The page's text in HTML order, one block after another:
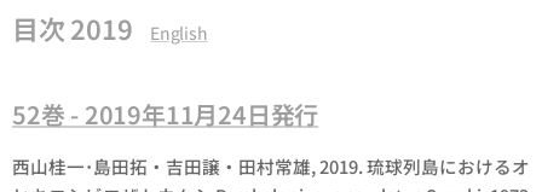
目次 2019 English
52巻 - 2019年11月24日発行
西山桂一･島田拓・吉田譲・田村常雄, 2019. 琉球列島におけるオ